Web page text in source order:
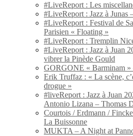
#LiveReport : Les
#LiveReport : Jazz à Junas
#LiveReport : Festival de
Parisien « Floating »
#LiveReport : Tremplin
#LiveReport : Jazz à Juan
vibrer la Pinède Gould
GORGONE « Barminam »
Erik Truffaz : « La scène,
drogue »
#liveReport : Jazz à Juan
Antonio Lizana – Thomas
Courtois / Erdmann /
La Buissonne
MUKTA – A Night at